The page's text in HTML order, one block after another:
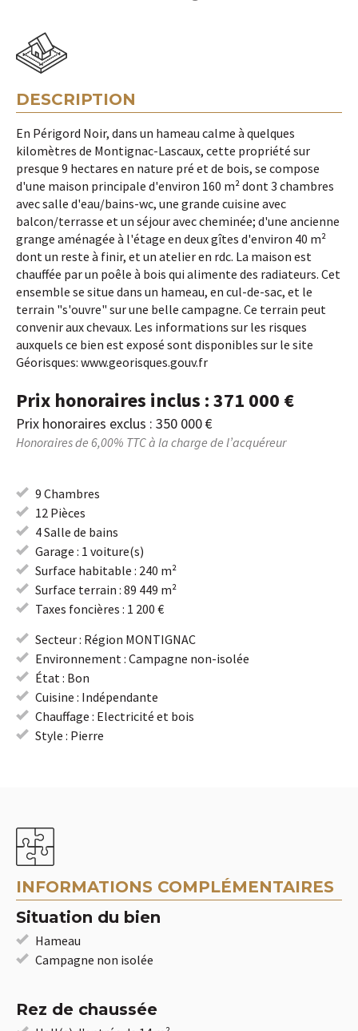
DESCRIPTION
En Périgord Noir, dans un hameau calme à quelques
kilomètres de Montignac-Lascaux, cette propriété sur
presque 9 hectares en nature pré et de bois, se compose
d'une maison principale d'environ 160 m² dont 3 chambres
avec salle d'eau/bains-wc, une grande cuisine avec
balcon/terrasse et un séjour avec cheminée; d'une ancienne
grange aménagée à l'étage en deux gîtes d'environ 40 m²
dont un reste à finir, et un atelier en rdc. La maison est
chauffée par un poêle à bois qui alimente des radiateurs. Cet
ensemble se situe dans un hameau, en cul-de-sac, et le
terrain "s'ouvre" sur une belle campagne. Ce terrain peut
convenir aux chevaux. Les informations sur les risques
auxquels ce bien est exposé sont disponibles sur le site
Géorisques: www.georisques.gouv.fr
Prix honoraires inclus : 371 000 €
Prix honoraires exclus : 350 000 €
Honoraires de 6,00% TTC à la charge de l’acquéreur
9 Chambres
12 Pièces
4 Salle de bains
Garage : 1 voiture(s)
Surface habitable : 240 m²
Surface terrain : 89 449 m²
Taxes foncières : 1 200 €
Secteur : Région MONTIGNAC
Environnement : Campagne non-isolée
État : Bon
Cuisine : Indépendante
Chauffage : Electricité et bois
Style : Pierre
INFORMATIONS COMPLÉMENTAIRES
Situation du bien
Hameau
Campagne non isolée
Rez de chaussée